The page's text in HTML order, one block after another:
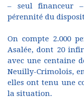
– seul financeur
pérennité du
On compte 2.000
Asalée, dont 20
avec une centaine
Neuilly-Crimolois,
elles ont tenu une
la situation.